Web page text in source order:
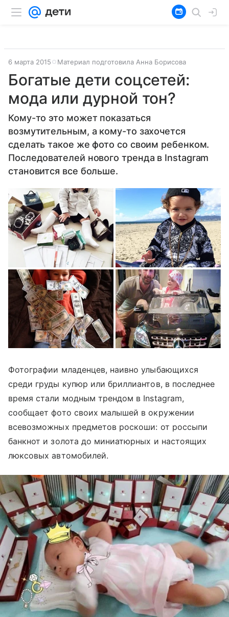
6 марта 2015 Материал подготовила Анна Борисова
Богатые дети соцсетей:
мода или дурной тон?
Кому-то это может показаться
возмутительным, а кому-то захочется
сделать такое же фото со своим ребенком.
Последователей нового тренда в Instagram
становится все больше.
Фотографии младенцев, наивно улыбающихся
среди груды купюр или бриллиантов, в последнее
время стали модным трендом в Instagram,
сообщает фото своих малышей в окружении
всевозможных предметов роскоши: от россыпи
банкнот и золота до миниатюрных и настоящих
люксовых автомобилей.